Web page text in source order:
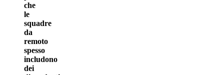
che
le
squadre
da
remoto
spesso
includono
dei